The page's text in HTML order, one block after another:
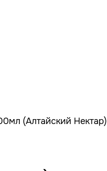
(Алтайский Нектар)